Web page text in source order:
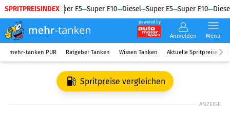
SPRITPREISINDEX
Diesel Super E5 Super E10 Diesel Super E5 Super E10 Diesel
powered by
Anmelden Menü
mehr-tanken PUR Ratgeber Tanken Wissen Tanken Aktuelle Spritpreise
Spritpreise vergleichen
ANZEIGE